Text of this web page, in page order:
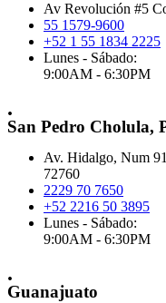
Av Revolución #5
55 1579-9600
+52 1 55 1834 2225
Lunes - Sábado:
9:00AM - 6:30PM
.
San Pedro Cholula,
Av. Hidalgo, Num
72760
2229 70 7650
+52 2216 50 3895
Lunes - Sábado:
9:00AM - 6:30PM
.
Guanajuato